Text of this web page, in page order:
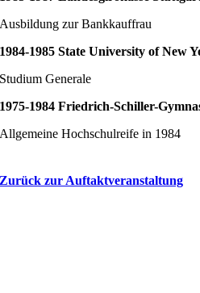
Ausbildung zur Bankkauffrau
1984-1985 State University of New
Studium Generale
1975-1984 Friedrich-Schiller-
Allgemeine Hochschulreife in 1984
Zurück zur Auftaktveranstaltung